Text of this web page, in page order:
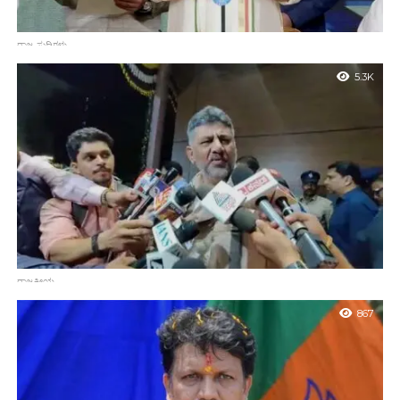
ರಾಜ್ಯ ಸುದ್ದಿಗಳು
ಕರ್ನಾಟಕದ 25ನೇ ಮುಖ್ಯಮಂತ್ರಿಯಾಗಿ ಡಿ.ಕೆ.ಶಿವಕುಮಾರ್ ಪದಗ್ರಹಣ
ಬೆಂಗಳೂರು : ಕರ್ನಾಟಕ ರಾಜಕಾರಣದ ಚಾಣಕ್ಯ, ‘ಕನಕಪುರ ಬಂಡೆ’ ಖ್ಯಾತಿಯ
ಡಿ.ಕೆ.ಶಿವಕುಮಾರ್ ಅವರು ಜೂನ್ 3ರ ಬುಧವಾರದಂದು ರಾಜ್ಯದ ನೂತನ ಹಾಗೂ
25ನೇ ಮುಖ್ಯಮಂತ್ರಿಯಾಗಿ ವೈಭವಯುತವಾಗಿ ಅಧಿಕಾರ ಸ್ವೀಕರಿಸಿದ್ದಾರೆ.
ಲೋಕಭವನದ...
5.3K
ರಾಜಕೀಯ
ಕುಮಾರಸ್ವಾಮಿ ಅವರಲ್ಲಿ ಏನೋ ಸಮಸ್ಯೆಯಿದೆ: ಮಾಜಿ ಸಿಎಂ ಆರೋಪಕ್ಕೆ ಡಿಸಿಎಂ
ಡಿ.ಕೆ. ಶಿವಕುಮಾರ್ ತಿರುಗೇಟು
ಬೆಂಗಳೂರು : ಹೆಚ್.ಡಿ. ಕುಮಾರಸ್ವಾಮಿ ಅವರು ಮಾಡಿರುವ ಇತ್ತೀಚಿನ
ಆರೋಪಗಳಿಗೆ ಉಪಮುಖ್ಯಮಂತ್ರಿ ಡಿ.ಕೆ. ಶಿವಕುಮಾರ್ ಅವರು ತೀಕ್ಷ್ಣವಾಗಿ
ಪ್ರತಿಕ್ರಿಯಿಸಿದ್ದಾರೆ. ಬೆಂಗಳೂರಿನ ಕೆಎಎಸ್ ಅಧಿಕಾರಿಗಳ ಸಂಘದ ಬಳಿ ಸೋಮವಾರ
ಮಾಧ್ಯಮಗಳೊಂದಿಗೆ ಮಾತನಾಡಿದ...
867